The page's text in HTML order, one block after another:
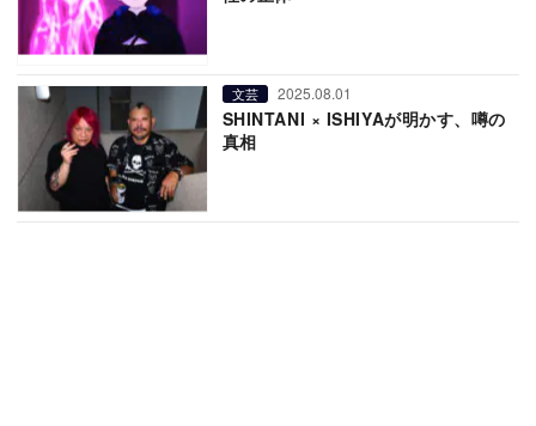
文芸 2025.08.01
SHINTANI × ISHIYAが明かす、噂の
真相